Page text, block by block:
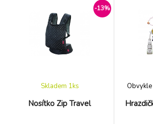
obousměrné komunikaci
můžete vaše dítě uklidnit
svým hlasem bez nutnosti
vstupování do místnosti.
Detekce pohybu a funkce
nočního vidění vám zajistí
lahve.
rukojeť
pásky
snadné
-13%
Nosítko Zip Travel
Skladem 1ks